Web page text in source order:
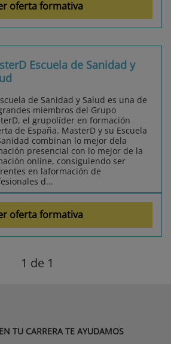
oferta formativa
Escuela de Sanidad y
de Sanidad y Salud es una de
miembros del Grupo
el grupolíder en formación
de España. MasterD y su Escuela
combinan lo mejor dela
presencial con lo mejor de la
online, consiguiendo ser
en laformación de
d...
oferta formativa
1 de 1
TU CARRERA TE AYUDAMOS